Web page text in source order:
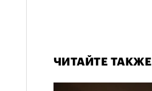
ЧИТАЙТЕ ТАКЖЕ